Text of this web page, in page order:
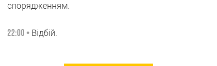
спорядженням.
22:00 • Відбій.